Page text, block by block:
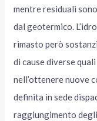
mentre residuali
dal geotermico.
rimasto però
di cause diverse
nell’ottenere nuove
definita in sede
raggiungimento